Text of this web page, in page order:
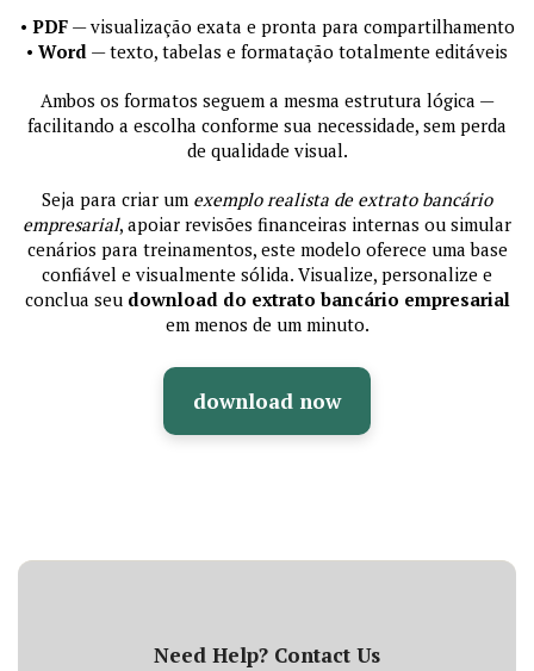
• PDF— visualização exata e pronta para compartilhamento
• Word — texto, tabelas e formatação totalmente editáveis
Ambos os formatos seguem a mesma estrutura lógica —
facilitando a escolha conforme sua necessidade, sem perda
de qualidade visual.
Seja para criar um exemplo realista de extrato bancário
empresarial, apoiar revisões financeiras internas ou simular
cenários para treinamentos, este modelo oferece uma base
confiável e visualmente sólida. Visualize, personalize e
conclua seu download do extrato bancário empresarial
em menos de um minuto.
download now
Need Help? Contact Us